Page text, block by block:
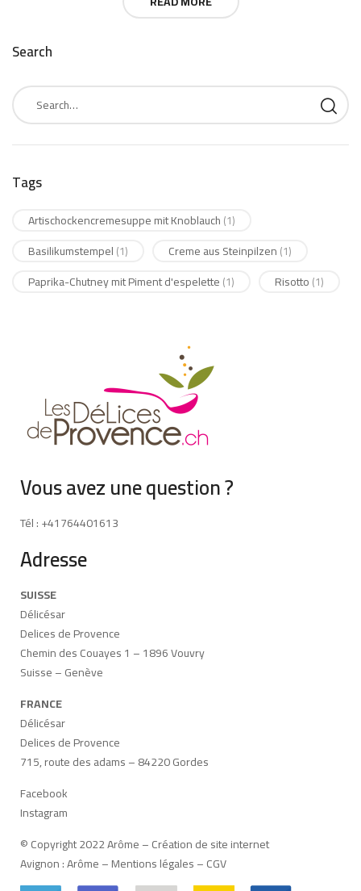
Search
Tags
Artischockencremesuppe mit Knoblauch (1)
Basilikumstempel (1) Creme aus Steinpilzen (1)
Paprika-Chutney mit Piment d'espelette (1) Risotto (1)
Vous avez une question ?
Tél : +41764401613
Adresse
SUISSE
Délicésar
Delices de Provence
Chemin des Couayes 1 – 1896 Vouvry
Suisse – Genève
FRANCE
Délicésar
Delices de Provence
715, route des adams – 84220 Gordes
Facebook
Instagram
© Copyright 2022 Arôme –Création de site internet
Avignon:Arôme–Mentions légales–CGV